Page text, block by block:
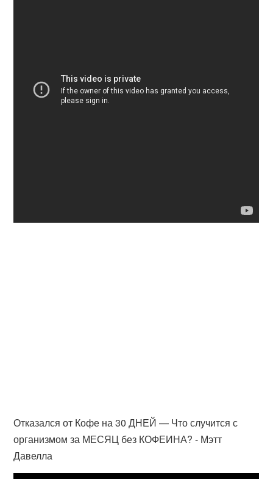
Отказался от Кофе на 30 ДНЕЙ — Что случится с
организмом за МЕСЯЦ без КОФЕИНА? - Мэтт
Давелла